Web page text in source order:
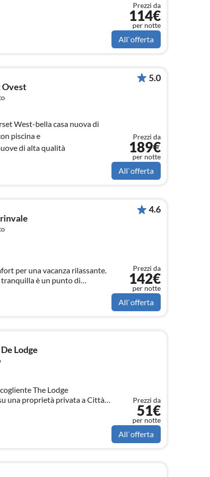
Prezzi da
114€
per notte
All`offerta
Ovest
West-bella casa nuova di
piscina e
di alta qualità
5.0
Prezzi da
189€
per notte
All`offerta
per una vacanza rilassante.
è un punto di
4.6
Prezzi da
142€
per notte
All`offerta
Lodge
The Lodge
una proprietà privata a Città
Prezzi da
51€
per notte
All`offerta